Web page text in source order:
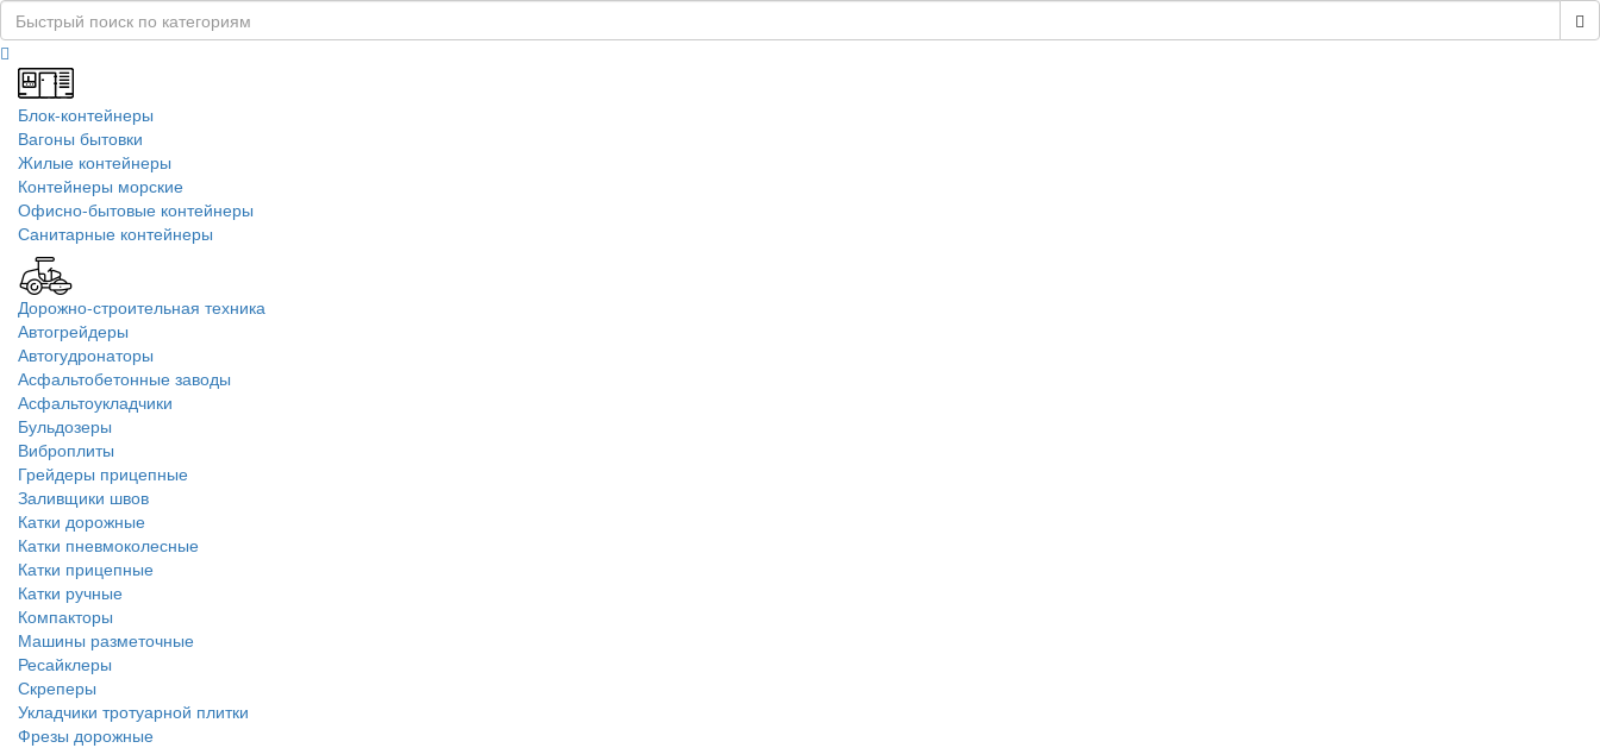
Блок-контейнеры
Вагоны бытовки
Жилые контейнеры
Контейнеры морские
Офисно-бытовые контейнеры
Санитарные контейнеры
Дорожно-строительная техника
Автогрейдеры
Автогудронаторы
Асфальтобетонные заводы
Асфальтоукладчики
Бульдозеры
Виброплиты
Грейдеры прицепные
Заливщики швов
Катки дорожные
Катки пневмоколесные
Катки прицепные
Катки ручные
Компакторы
Машины разметочные
Ресайклеры
Скреперы
Укладчики тротуарной плитки
Фрезы дорожные